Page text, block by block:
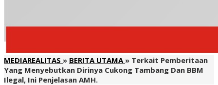
MEDIAREALITAS » BERITA UTAMA » Terkait Pemberitaan
Yang Menyebutkan Dirinya Cukong Tambang Dan BBM
Ilegal, Ini Penjelasan AMH.